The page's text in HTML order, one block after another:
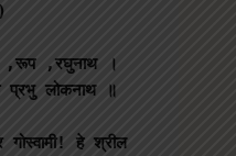
,रूप ,रघुनाथ ।
प्रभु लोकनाथ ॥